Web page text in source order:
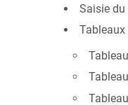
Saisie
Tableaux